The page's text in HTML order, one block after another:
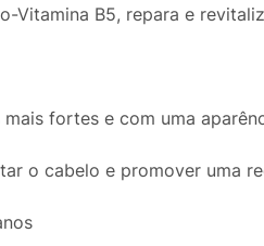
B5, repara e
fortes e com uma
o cabelo e promover uma